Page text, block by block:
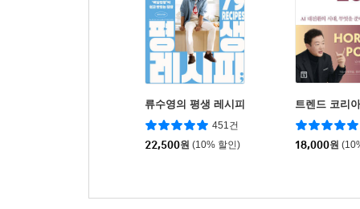
류수영의 평생 레시피
451건
22,500원 (10% 할인)
트렌드 코리
18,000원